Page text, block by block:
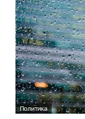
Политика